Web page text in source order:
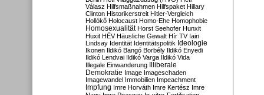
Válasz Hilfsmaßnahmen Hilfspaket Hillary
Clinton Historikerstreit Hitler-Vergleich
Hollókő Holocaust Homo-Ehe Homophobie
Homosexualität Horst Seehofer Hunxit
Huxit HÉV Häusliche Gewalt Hír TV Iain
Lindsay Identität Identitätspolitik Ideologie
Ikonen Ildikó Bangó Borbély Ildikó Enyedi
Ildikó Lendvai Ildikó Varga Ildikó Vida
Illegale Einwanderung Illiberale
Demokratie Image Imageschaden
Imagewandel Immobilien Impeachment
Impfung Imre Horváth Imre Kertész Imre